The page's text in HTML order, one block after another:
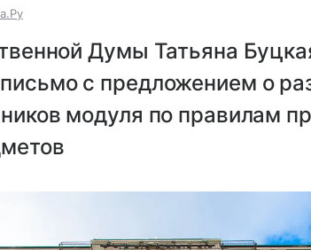
Думы Татьяна
с предложением о
модуля по правилам